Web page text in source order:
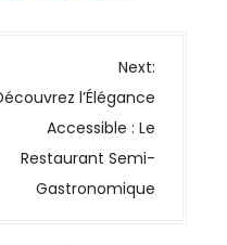
Next:
l’Élégance
Accessible : Le
Restaurant Semi-
Gastronomique